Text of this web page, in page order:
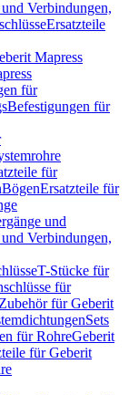
Verbindungen,
Ersatzteile
Mapress
für
Befestigungen für
für
BögenErsatzteile für
und
Verbindungen,
T-Stücke für
für
Zubehör für Geberit
Sets
für RohreGeberit
für Geberit